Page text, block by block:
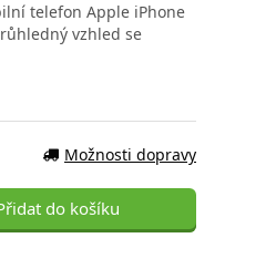
telefon Apple iPhone
vzhled se
Možnosti dopravy
do košíku